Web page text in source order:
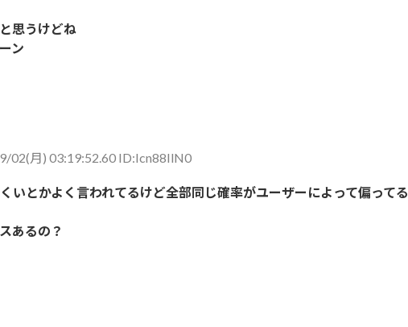
思うけどね
ン
02(月) 03:19:52.60 ID:Icn88IlN0
いとかよく言われてるけど全部同じ確率がユーザーによって偏ってる
あるの？